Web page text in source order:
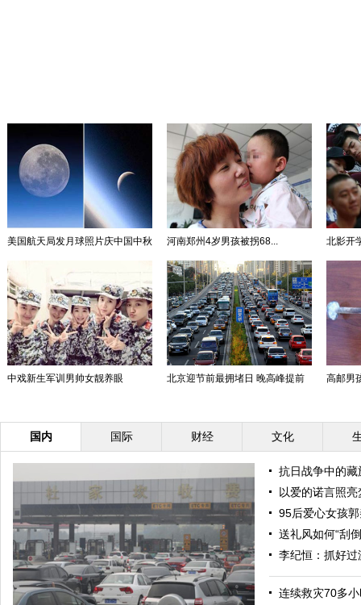
美国航天局发月球照片庆中国中秋 河南郑州4岁男孩被拐68... 北影开
中戏新生军训男帅女靓养眼 北京迎节前最拥堵日 晚高峰提前 高邮男
国内 国际 财经 文化
抗日战争中的
以爱的诺言照
95后爱心女孩
送礼风如何“刮
李纪恒：抓好
连续救灾70多